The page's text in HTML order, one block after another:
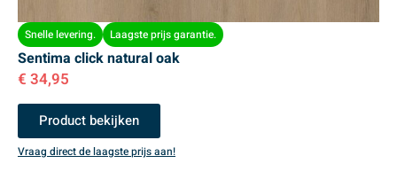
Snelle levering. Laagste prijs garantie.
Sentima click natural oak
€ 34,95
Product bekijken
Vraag direct de laagste prijs aan!